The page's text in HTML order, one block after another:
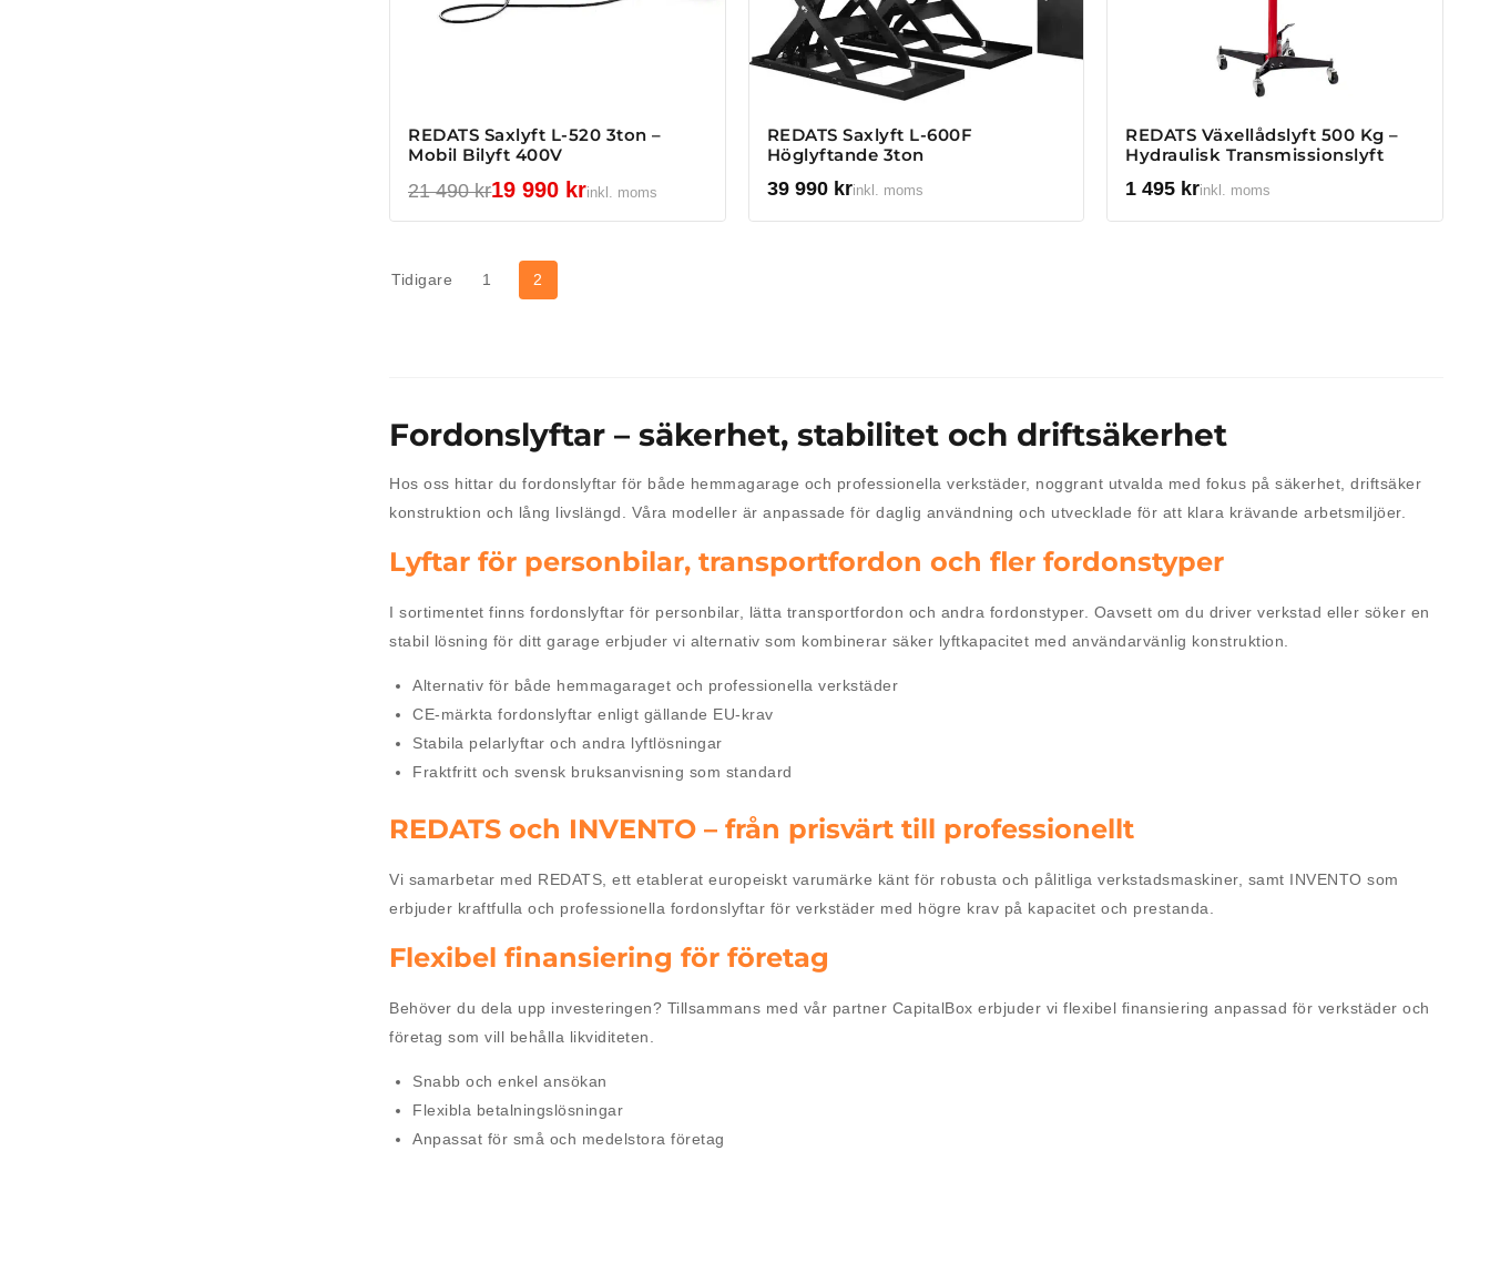
REDATS Saxlyft L-520 3ton –
Mobil Bilyft 400V
21 490kr19 990 krinkl. moms
REDATS Saxlyft L-600F
Höglyftande 3ton
39 990 krinkl. moms
REDATS Växellådslyft 500 Kg –
Hydraulisk Transmissionslyft
1 495 krinkl. moms
Tidigare 1 2
Fordonslyftar – säkerhet, stabilitet och driftsäkerhet
Hos oss hittar du fordonslyftar för både hemmagarage och professionella verkstäder, noggrant utvalda med fokus på säkerhet, driftsäker
konstruktion och lång livslängd. Våra modeller är anpassade för daglig användning och utvecklade för att klara krävande arbetsmiljöer.
Lyftar för personbilar, transportfordon och fler fordonstyper
I sortimentet finns fordonslyftar för personbilar, lätta transportfordon och andra fordonstyper. Oavsett om du driver verkstad eller söker en
stabil lösning för ditt garage erbjuder vi alternativ som kombinerar säker lyftkapacitet med användarvänlig konstruktion.
Alternativ för både hemmagaraget och professionella verkstäder
CE-märkta fordonslyftar enligt gällande EU-krav
Stabila pelarlyftar och andra lyftlösningar
Fraktfritt och svensk bruksanvisning som standard
REDATS och INVENTO – från prisvärt till professionellt
Vi samarbetar med REDATS, ett etablerat europeiskt varumärke känt för robusta och pålitliga verkstadsmaskiner, samt INVENTO som
erbjuder kraftfulla och professionella fordonslyftar för verkstäder med högre krav på kapacitet och prestanda.
Flexibel finansiering för företag
Behöver du dela upp investeringen? Tillsammans med vår partner CapitalBox erbjuder vi flexibel finansiering anpassad för verkstäder och
företag som vill behålla likviditeten.
Snabb och enkel ansökan
Flexibla betalningslösningar
Anpassat för små och medelstora företag